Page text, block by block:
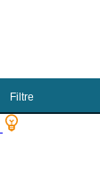
Filtre